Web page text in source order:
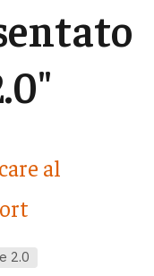
al
2.0